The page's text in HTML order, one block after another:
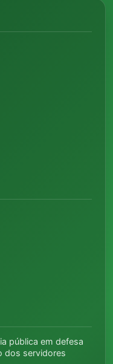
pública em defesa
dos servidores